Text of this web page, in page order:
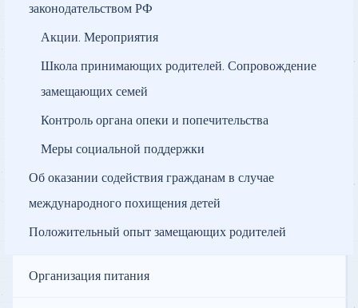
законодательством РФ
Акции. Мероприятия
Школа принимающих родителей. Сопровождение
замещающих семей
Контроль органа опеки и попечительства
Меры социальной поддержки
Об оказании содействия гражданам в случае
международного похищения детей
Положительный опыт замещающих родителей
Организация питания